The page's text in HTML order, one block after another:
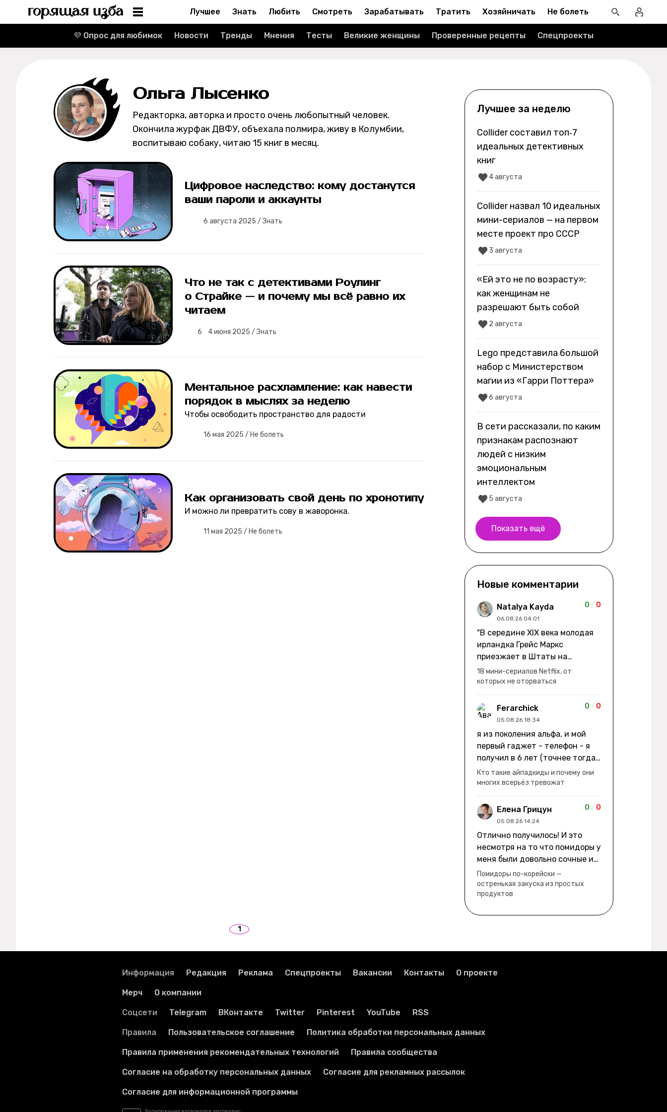
Реклама
Спецпроекты
Контакты
О проекте
Рубрики
Новости
Лучшее
Секспросвет
Великие женщины
Тренды
Ваши истории
Соцсети
Лучшее Знать Любить Смотреть Зарабатывать Тратить Хозяйничать Не болеть
💜 Опрос для любимок Новости Тренды Мнения Тесты Великие женщины Проверенные рецепты Спецпроекты
Ольга Лысенко
Редакторка, авторка и просто очень любопытный человек.
Окончила журфак ДВФУ, объехала полмира, живу в Колумбии,
воспитываю собаку, читаю 15 книг в месяц.
Цифровое наследство: кому достанутся
ваши пароли и аккаунты
6 августа 2025 / Знать
Что не так с детективами Роулинг
о Страйке — и почему мы всё равно их
читаем
6 4 июня 2025 / Знать
Ментальное расхламление: как навести
порядок в мыслях за неделю
Чтобы освободить пространство для радости
16 мая 2025 / Не болеть
Как организовать свой день по хронотипу
И можно ли превратить сову в жаворонка.
11 мая 2025 / Не болеть
1
Лучшее за неделю
Collider составил топ‑7
идеальных детективных
книг
4 августа
Collider назвал 10 идеальных
мини-сериалов — на первом
месте проект про СССР
3 августа
«Ей это не по возрасту»:
как женщинам не
разрешают быть собой
2 августа
Lego представила большой
набор с Министерством
магии из «Гарри Поттера»
6 августа
В сети рассказали, по каким
признакам распознают
людей с низким
эмоциональным
интеллектом
5 августа
Показать ещё
Новые комментарии
Natalya Kayda
06.08.26 04:01
0 / 0
"В середине XIX века молодая
ирландка Грейс Маркс
приезжает в Штаты на
заработки" не на заработки -
она иммигрирует с семьей и не
в США, а в Канаду "заниматься
сексом ради удовольствия, а
не для зачатия" - героиня уже
ее побега из общины. не в
первый раз замечаю такие
косяки. с ИИ пишете? :)
18 мини-сериалов Netflix, от
которых не оторваться
Ferarchick
05.08.26 18:34
0 / 0
я из поколения альфа, и мой
первый гаджет - телефон - я
получил в 6 лет (точнее тогда
мне уже было почти 7), потом
его отобрали и я просто
смотрел телик, потом мне
подарили ноутбук, который у
меня до сих пор. ну а в этом
уже другую модель т.к та была
старая и пароль я от него
забыл
Кто такие айпадкиды и почему они
многих всерьёз тревожат
Елена Грицун
05.08.26 14:24
0 / 0
Отлично получилось! И это
несмотря на то что помидоры у
меня были довольно сочные и
водянистые. Ну, зато теперь
полно острой салатной жижи ))
Помидоры по-корейски —
остренькая закуска из простых
продуктов
Информация Редакция Реклама Спецпроекты Вакансии Контакты О проекте
Мерч О компании
Соцсети Telegram ВКонтакте Twitter Pinterest YouTube RSS
Правила Пользовательское соглашение Политика обработки персональных данных
Правила применения рекомендательных технологий Правила сообщества
Согласие на обработку персональных данных Согласие для рекламных рассылок
Согласие для информационной программы